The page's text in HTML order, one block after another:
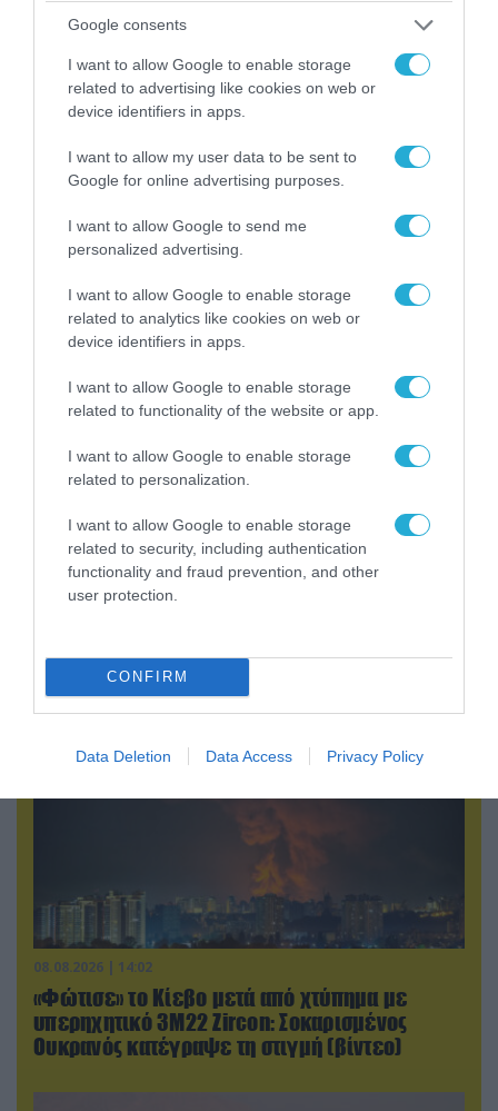
Google consents
I want to allow Google to enable storage
related to advertising like cookies on web or
device identifiers in apps.
I want to allow my user data to be sent to
Google for online advertising purposes.
I want to allow Google to send me
personalized advertising.
I want to allow Google to enable storage
related to analytics like cookies on web or
device identifiers in apps.
I want to allow Google to enable storage
related to functionality of the website or app.
I want to allow Google to enable storage
related to personalization.
I want to allow Google to enable storage
related to security, including authentication
functionality and fraud prevention, and other
user protection.
CONFIRM
Data Deletion Data Access Privacy Policy
08.08.2026 | 17:02
βορειοκορεατικού Στρατού αναπτύχθηκαν
ταχύτατα στη Ρωσία
08.08.2026 | 18:02
Βάσει της τριμερούς συμφωνίας Τουρκίας,
08.08.2026 | 14:02
«Φώτισε» το Κίεβο μετά από χτύπημα με
υπερηχητικό 3M22 Zircon: Σοκαρισμένος
Ουκρανός κατέγραψε τη στιγμή (βίντεο)